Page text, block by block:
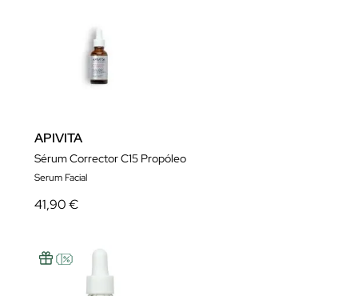
APIVITA
Sérum Corrector C15 Propóleo
Serum Facial
41,90 €